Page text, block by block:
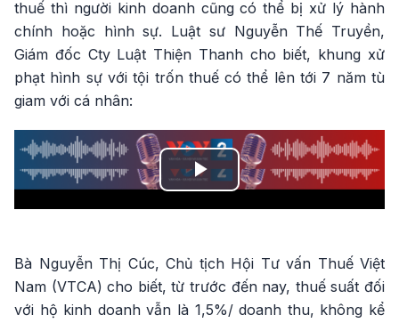
thuế thì người kinh doanh cũng có thể bị xử lý hành
chính hoặc hình sự. Luật sư Nguyễn Thế Truyền,
Giám đốc Cty Luật Thiện Thanh cho biết, khung xử
phạt hình sự với tội trốn thuế có thể lên tới 7 năm tù
giam với cá nhân:
Play
Bà Nguyễn Thị Cúc, Chủ tịch Hội Tư vấn Thuế Việt
Nam (VTCA) cho biết, từ trước đến nay, thuế suất đối
với hộ kinh doanh vẫn là 1,5%/ doanh thu, không kể